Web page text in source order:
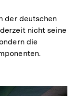
der deutschen
nicht seine
die